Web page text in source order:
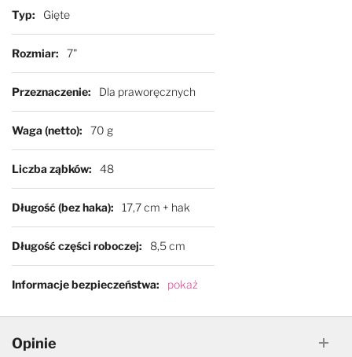
Typ Gięte
Rozmiar 7"
Przeznaczenie Dla praworęcznych
Waga (netto) 70 g
Liczba ząbków 48
Długość (bez haka) 17,7 cm + hak
Długość części roboczej 8,5 cm
Informacje bezpieczeństwa pokaż
Opinie